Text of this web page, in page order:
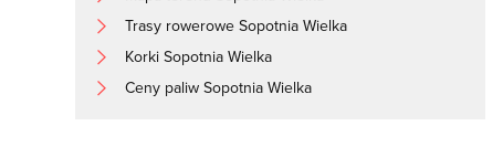
Trasy rowerowe Sopotnia Wielka
Korki Sopotnia Wielka
Ceny paliw Sopotnia Wielka